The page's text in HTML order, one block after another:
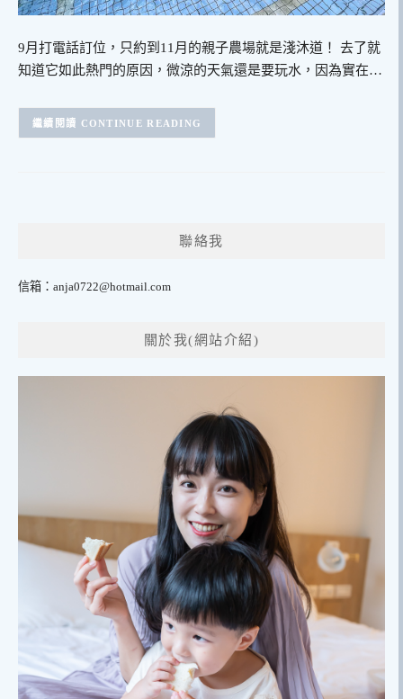
9月打電話訂位，只約到11月的親子農場就是淺沐道！ 去了就
知道它如此熱門的原因，微涼的天氣還是要玩水，因為實在…
CONTINUE READING
聯絡我
信箱： anja0722@hotmail.com
關於我(網站介紹)